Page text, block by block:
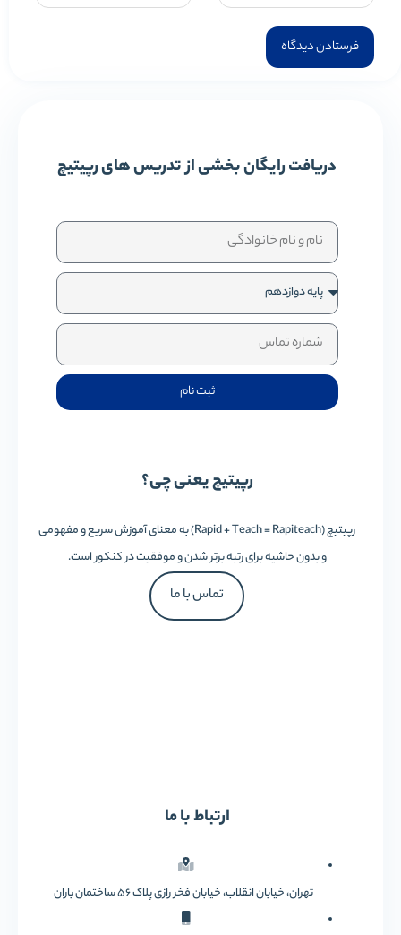
دریافت رایگان بخشی از تدریس های رپیتیچ
ثبت نام
رپیتیچ یعنی چی؟
رپیتیچ (Rapid + Teach = Rapiteach) به معنای آموزش سریع و مفهومی
و بدون حاشیه برای رتبه برتر شدن و موفقیت در کنکور است.
تماس با ما
ارتباط با ما
تهران، خیابان انقلاب، خیابان فخر رازی پلاک 56 ساختمان باران